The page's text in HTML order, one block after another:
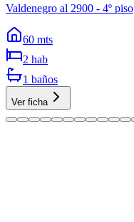
Valdenegro al 2900 - 4º piso
60 mts
2 hab
1 baños
Ver ficha